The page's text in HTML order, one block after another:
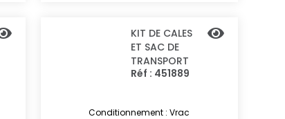
KIT DE CALES
ET SAC DE
TRANSPORT
Réf : 451889
Conditionnement : Vrac